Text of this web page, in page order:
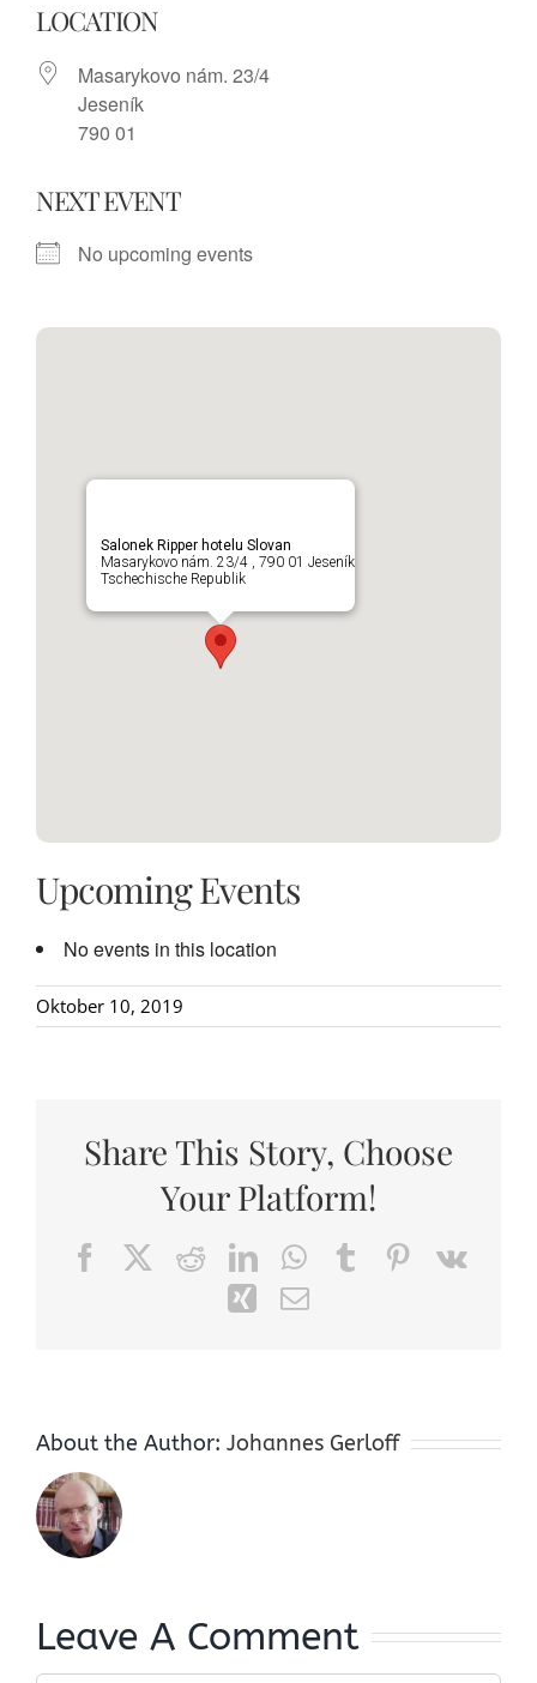
LOCATION
Masarykovo nám. 23/4
Jeseník
790 01
NEXT EVENT
No upcoming events
Salonek Ripper hotelu Slovan
Masarykovo nám. 23/4 , 790 01 Jeseník
Tschechische Republik
Upcoming Events
No events in this location
Oktober 10, 2019
Share This Story, Choose
Your Platform!
FacebookRedditLinkedInWhatsApp
TumblrPinterest
Vk
XingEmail
About the Author: Johannes Gerloff
Leave A Comment